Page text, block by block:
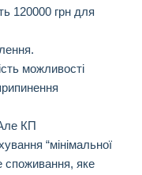
120000 грн для
можливості
КП
“мінімальної
споживання, яке